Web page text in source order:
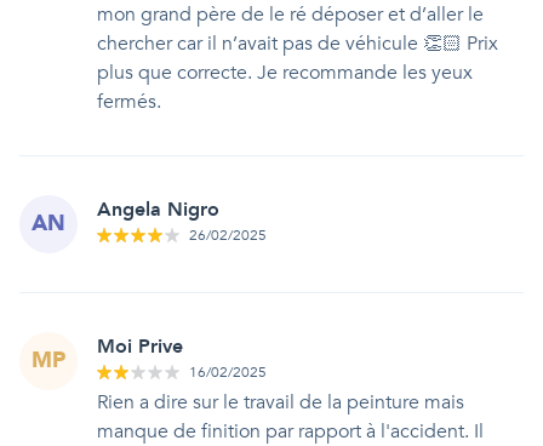
mon grand père de le ré déposer et d’aller le
chercher car il n’avait pas de véhicule 👏🏻 Prix
plus que correcte. Je recommande les yeux
fermés.
AN Angela Nigro
26/02/2025
MP Moi Prive
16/02/2025
Rien a dire sur le travail de la peinture mais
manque de finition par rapport à l'accident. Il